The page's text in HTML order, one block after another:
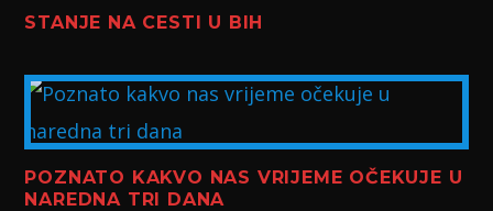
STANJE NA CESTI U BIH
POZNATO KAKVO NAS VRIJEME OČEKUJE U
NAREDNA TRI DANA